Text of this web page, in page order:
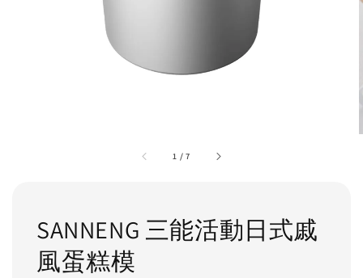
1 /7
SANNENG 三能活動日式戚
風蛋糕模